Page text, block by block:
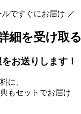
ですぐにお届け ／
細を受け取る
お送りします！
に、
もセットでお届け